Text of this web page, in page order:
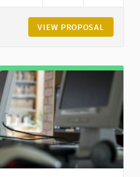
VIEW PROPOSAL